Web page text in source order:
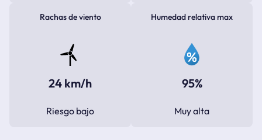
Rachas de viento
24 km/h
Riesgo bajo
Humedad relativa max
95%
Muy alta